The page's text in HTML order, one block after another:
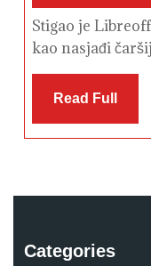
Stigao je
kao nasjađi
Read Full Read
Categories